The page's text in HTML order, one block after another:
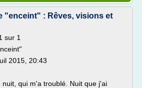
"enceint" : Rêves, visions et
sur 1
2015, 20:43
qui m'a troublé. Nuit que j'ai